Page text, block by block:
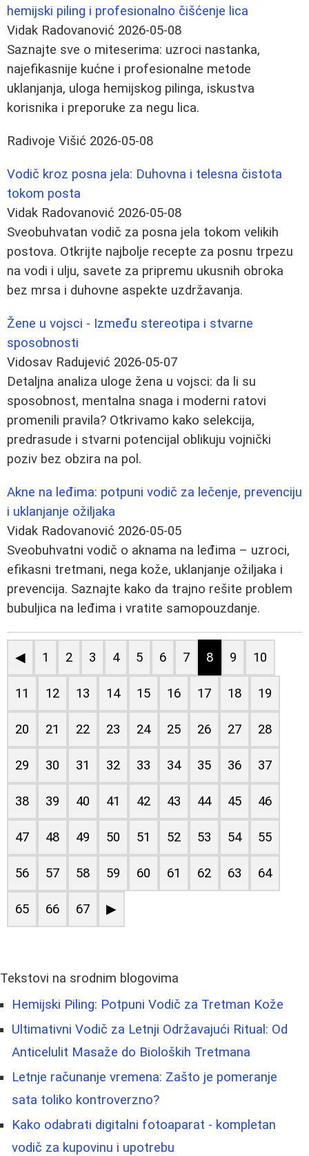
hemijski piling i profesionalno čišćenje lica
Vidak Radovanović 2026-05-08
Saznajte sve o miteserima: uzroci nastanka,
najefikasnije kućne i profesionalne metode
uklanjanja, uloga hemijskog pilinga, iskustva
korisnika i preporuke za negu lica.
Radivoje Višić 2026-05-08
Vodič kroz posna jela: Duhovna i telesna čistota
tokom posta
Vidak Radovanović 2026-05-08
Sveobuhvatan vodič za posna jela tokom velikih
postova. Otkrijte najbolje recepte za posnu trpezu
na vodi i ulju, savete za pripremu ukusnih obroka
bez mrsa i duhovne aspekte uzdržavanja.
Žene u vojsci - Između stereotipa i stvarne
sposobnosti
Vidosav Radujević 2026-05-07
Detaljna analiza uloge žena u vojsci: da li su
sposobnost, mentalna snaga i moderni ratovi
promenili pravila? Otkrivamo kako selekcija,
predrasude i stvarni potencijal oblikuju vojnički
poziv bez obzira na pol.
Akne na leđima: potpuni vodič za lečenje, prevenciju
i uklanjanje ožiljaka
Vidak Radovanović 2026-05-05
Sveobuhvatni vodič o aknama na leđima – uzroci,
efikasni tretmani, nega kože, uklanjanje ožiljaka i
prevencija. Saznajte kako da trajno rešite problem
bubuljica na leđima i vratite samopouzdanje.
◀ 1 2 3 4 5 6 7 8 9 10
11 12 13 14 15 16 17 18 19
20 21 22 23 24 25 26 27 28
29 30 31 32 33 34 35 36 37
38 39 40 41 42 43 44 45 46
47 48 49 50 51 52 53 54 55
56 57 58 59 60 61 62 63 64
65 66 67 ▶
Tekstovi na srodnim blogovima
Hemijski Piling: Potpuni Vodič za Tretman Kože
Ultimativni Vodič za Letnji Održavajući Ritual: Od
Anticelulit Masaže do Bioloških Tretmana
Letnje računanje vremena: Zašto je pomeranje
sata toliko kontroverzno?
Kako odabrati digitalni fotoaparat - kompletan
vodič za kupovinu i upotrebu